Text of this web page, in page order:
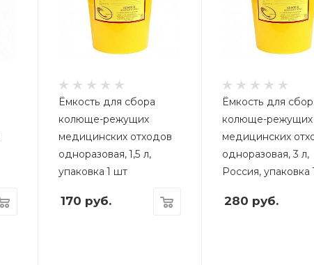
Ёмкость для сбора
колюще-режущих
медицинских отходов
одноразовая, 1,5 л,
упаковка 1 шт
170 руб.
Ёмкость для
колюще-режущих
медицинских
одноразовая, 3 л,
Россия, упаковка
280 руб.